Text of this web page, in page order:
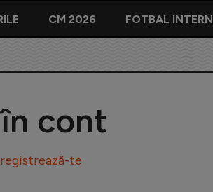
CM 2026 FOTBAL INTERN
cont
te